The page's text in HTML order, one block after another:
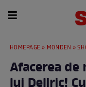
HOMEPAGE » MONDEN »
Afacerea de